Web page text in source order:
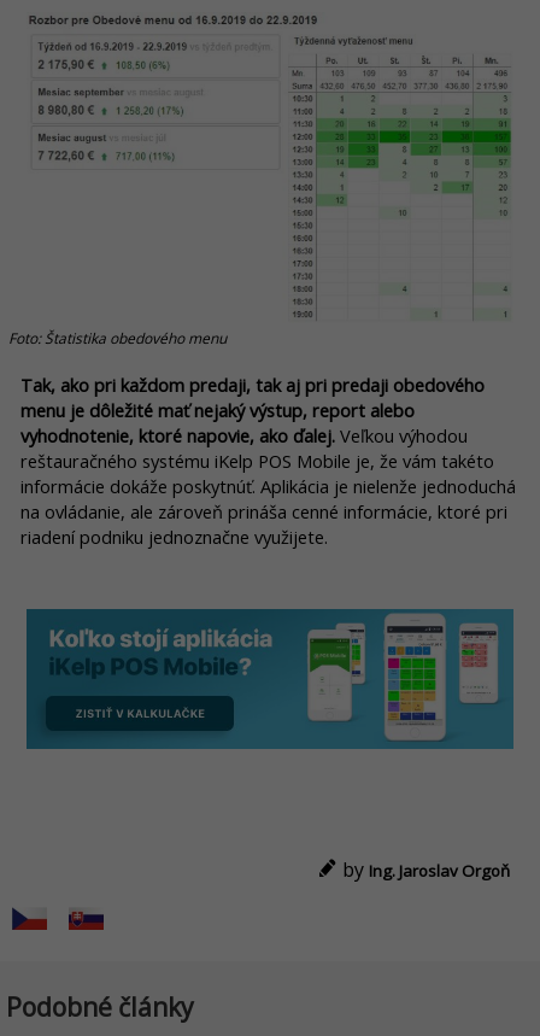
Foto: Štatistika obedového menu
Tak, ako pri každom predaji, tak aj pri predaji obedového
menu je dôležité mať nejaký výstup, report alebo
vyhodnotenie, ktoré napovie, ako ďalej. Veľkou výhodou
reštauračného systému iKelp POS Mobile je, že vám takéto
informácie dokáže poskytnúť. Aplikácia je nielenže jednoduchá
na ovládanie, ale zároveň prináša cenné informácie, ktoré pri
riadení podniku jednoznačne využijete.
by Ing. Jaroslav Orgoň
Podobné články